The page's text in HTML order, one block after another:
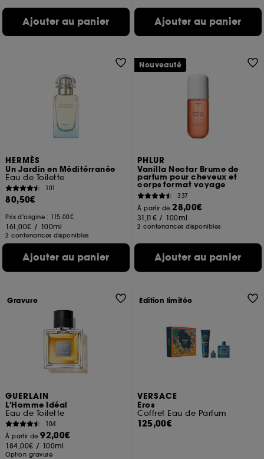
Ajouter au panier Ajouter au panier
HERMÈS
Un Jardin en Méditérranée
Eau de Toilette
101
80,50€
Prix d'origine : 115,00€
161,00€ / 100ml
2 contenances disponibles
Ajouter au panier
PHLUR
Vanilla Nectar Brume de
parfum pour cheveux et
corps format voyage
337
À partir de28,00€
31,11€ / 100ml
2 contenances disponibles
Ajouter au panier
Nouveauté
GUERLAIN
L'Homme Idéal
Eau de Toilette
104
À partir de92,00€
184,00€ / 100ml
Option gravure
Gravure
VERSACE
Eros
Coffret Eau de Parfum
125,00€
Edition limitée